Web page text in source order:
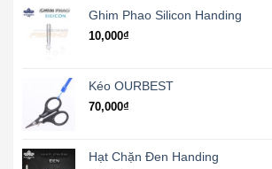
1,300,000₫
đến
Ghim Phao Silicon Handing
10,000₫
Kéo OURBEST
70,000₫
Hạt Chặn Đen Handing